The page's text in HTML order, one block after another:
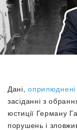
Дані,оприлюднені
засіданні з
юстиції Герману
порушень і